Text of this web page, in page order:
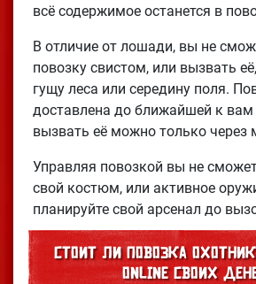
всё содержимое останется в
В отличие от лошади, вы не
повозку свистом, или вызвать
гущу леса или середину поля.
доставлена до ближайшей к вам
вызвать её можно только через
Управляя повозкой вы не
свой костюм, или активное
планируйте свой арсенал до
Стоит ли повозка
Online своих